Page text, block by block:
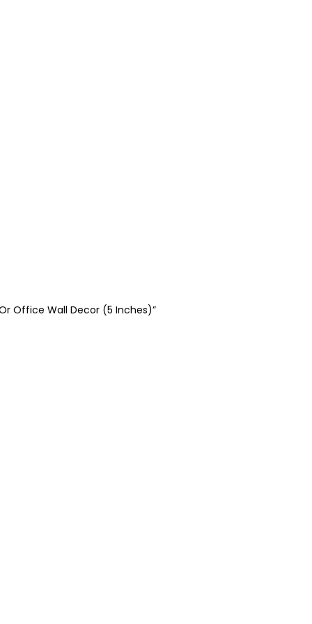
Office Wall Decor (5 Inches)”